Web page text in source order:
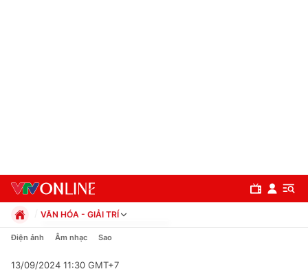
VĂN HÓA - GIẢI TRÍ
Chính trị
Pháp luật
Điện ảnh Âm nhạc Sao
13/09/2024 11:30 GMT+7